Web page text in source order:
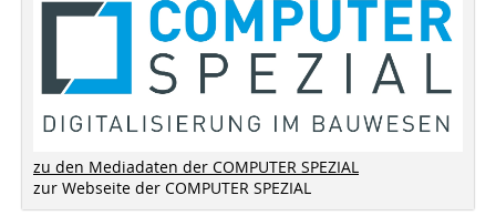
zu den Mediadaten der COMPUTER SPEZIAL
zur Webseite der COMPUTER SPEZIAL